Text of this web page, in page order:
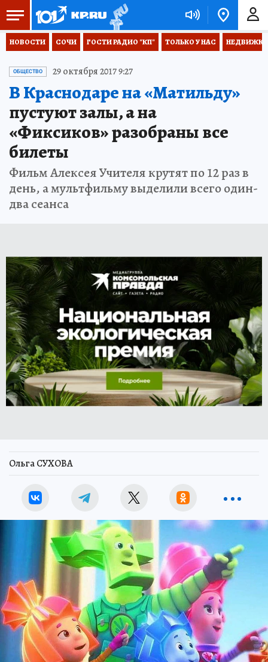
НОВОСТИ СОЧИ ГОСТИ РАДИО "КП" ТОЛЬКО У НАС НЕДВИЖКА
ОБЩЕСТВО 29 октября 2017 9:27
В Краснодаре на «Матильду»
пустуют залы, а на
«Фиксиков» разобраны все
билеты
Фильм Алексея Учителя крутят по 12 раз в
день, а мультфильму выделили всего один-
два сеанса
Ольга СУХОВА